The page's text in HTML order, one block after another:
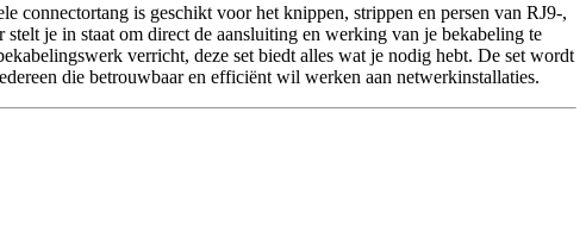
connectortang is geschikt voor het knippen, strippen en persen van RJ9-,
je in staat om direct de aansluiting en werking van je bekabeling te
verricht, deze set biedt alles wat je nodig hebt. De set wordt
die betrouwbaar en efficiënt wil werken aan netwerkinstallaties.